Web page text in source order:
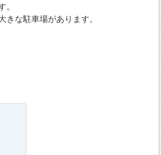
。
きな駐車場があります。